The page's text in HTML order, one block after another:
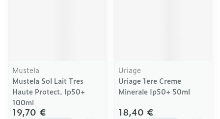
Mustela
Mustela Sol Lait Tres
Haute Protect. Ip50+
100ml
19,70 €
Uriage
Uriage 1ere Creme
Minerale Ip50+ 50ml
18,40 €